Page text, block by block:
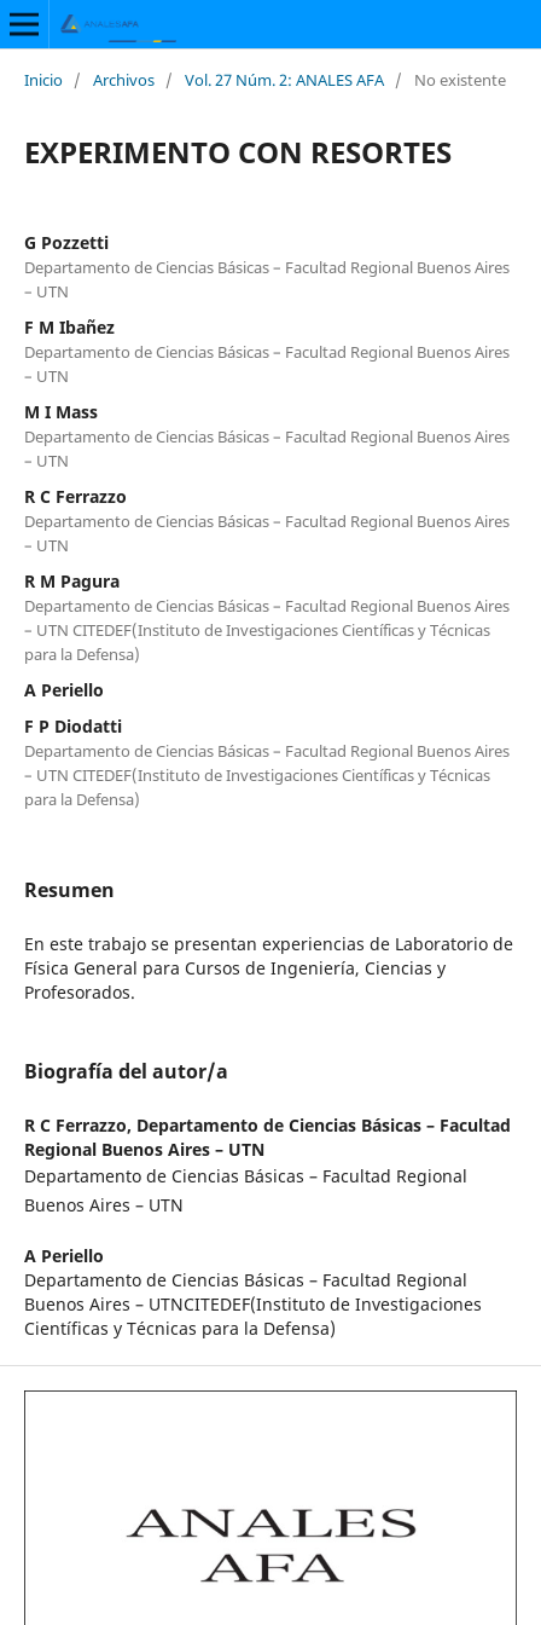
Inicio / Archivos / Vol. 27 Núm. 2: ANALES AFA / No existente
EXPERIMENTO CON RESORTES
G Pozzetti
Departamento de Ciencias Básicas – Facultad Regional Buenos Aires
– UTN
F M Ibañez
Departamento de Ciencias Básicas – Facultad Regional Buenos Aires
– UTN
M I Mass
Departamento de Ciencias Básicas – Facultad Regional Buenos Aires
– UTN
R C Ferrazzo
Departamento de Ciencias Básicas – Facultad Regional Buenos Aires
– UTN
R M Pagura
Departamento de Ciencias Básicas – Facultad Regional Buenos Aires
– UTN CITEDEF(Instituto de Investigaciones Científicas y Técnicas
para la Defensa)
A Periello
F P Diodatti
Departamento de Ciencias Básicas – Facultad Regional Buenos Aires
– UTN CITEDEF(Instituto de Investigaciones Científicas y Técnicas
para la Defensa)
Resumen
En este trabajo se presentan experiencias de Laboratorio de
Física General para Cursos de Ingeniería, Ciencias y
Profesorados.
Biografía del autor/a
R C Ferrazzo, Departamento de Ciencias Básicas – Facultad
Regional Buenos Aires – UTN
Departamento de Ciencias Básicas – Facultad Regional
Buenos Aires – UTN
A Periello
Departamento de Ciencias Básicas – Facultad Regional
Buenos Aires – UTNCITEDEF(Instituto de Investigaciones
Científicas y Técnicas para la Defensa)